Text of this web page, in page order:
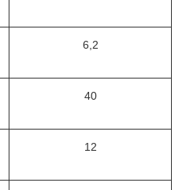
6,2
40
12